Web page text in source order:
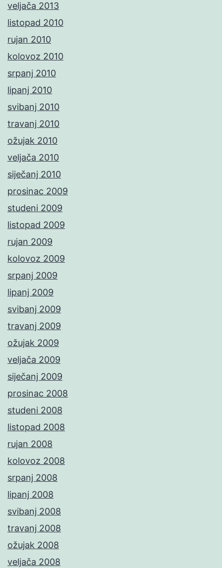
veljača 2013
listopad 2010
rujan 2010
kolovoz 2010
srpanj 2010
lipanj 2010
svibanj 2010
travanj 2010
ožujak 2010
veljača 2010
siječanj 2010
prosinac 2009
studeni 2009
listopad 2009
rujan 2009
kolovoz 2009
srpanj 2009
lipanj 2009
svibanj 2009
travanj 2009
ožujak 2009
veljača 2009
siječanj 2009
prosinac 2008
studeni 2008
listopad 2008
rujan 2008
kolovoz 2008
srpanj 2008
lipanj 2008
svibanj 2008
travanj 2008
ožujak 2008
veljača 2008